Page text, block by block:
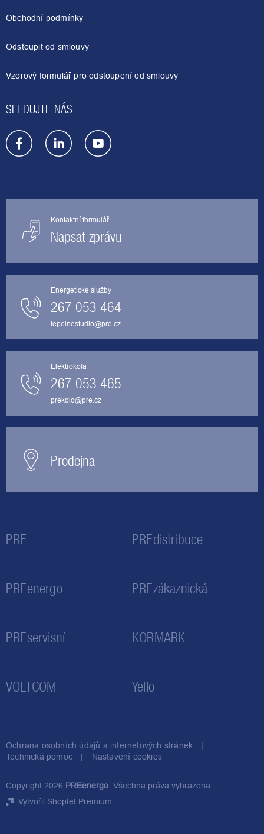
Obchodní podmínky
Odstoupit od smlouvy
Vzorový formulář pro odstoupení od smlouvy
SLEDUJTE NÁS
Kontaktní formulář
Napsat zprávu
Energetické služby
267 053 464
tepelnestudio@pre.cz
Elektrokola
267 053 465
prekolo@pre.cz
Prodejna
PRE PREdistribuce
PREenergo PREzákaznická
PREservisní KORMARK
VOLTCOM Yello
Ochrana osobních údajů a internetových stránek
Technická pomoc
Nastavení cookies
Vytvořil Shoptet Premium
Copyright 2026 PREenergo . Všechna práva vyhrazena.